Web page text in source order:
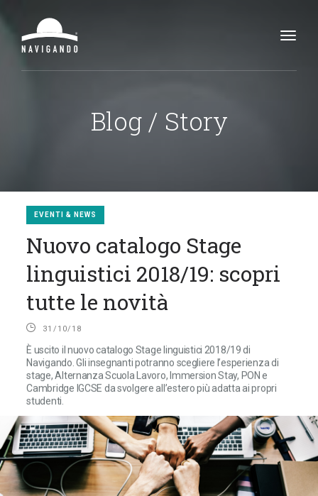
Blog / Story
EVENTI & NEWS
Nuovo catalogo Stage
linguistici 2018/19: scopri
tutte le novità
31/10/18
È uscito il nuovo catalogo Stage linguistici 2018/19 di
Navigando. Gli insegnanti potranno scegliere l’esperienza di
stage, Alternanza Scuola Lavoro, Immersion Stay, PON e
Cambridge IGCSE da svolgere all’estero più adatta ai propri
studenti.